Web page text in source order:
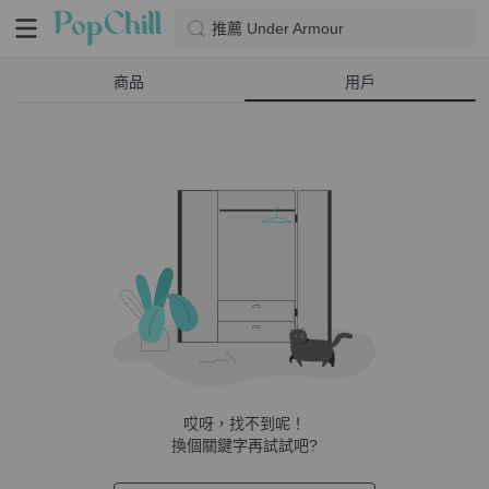
推薦 Under Armour
商品 用戶
哎呀，找不到呢！
換個關鍵字再試試吧?